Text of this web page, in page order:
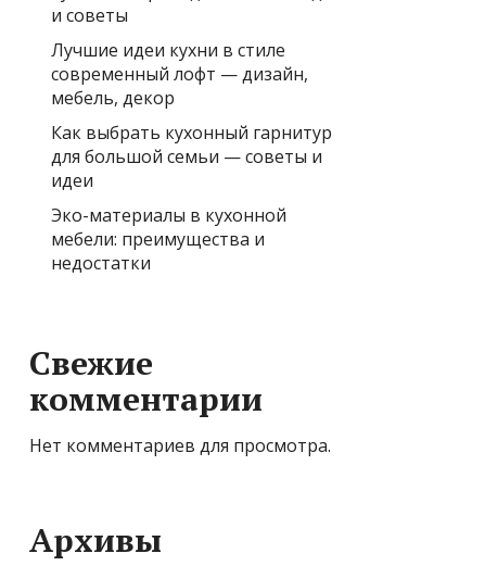
и советы
Лучшие идеи кухни в стиле
современный лофт — дизайн,
мебель, декор
Как выбрать кухонный гарнитур
для большой семьи — советы и
идеи
Эко-материалы в кухонной
мебели: преимущества и
недостатки
Свежие
комментарии
Нет комментариев для просмотра.
Архивы